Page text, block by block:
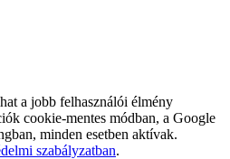
a jobb felhasználói élmény
cookie-mentes módban, a Google
minden esetben aktívak.
szabályzatban.